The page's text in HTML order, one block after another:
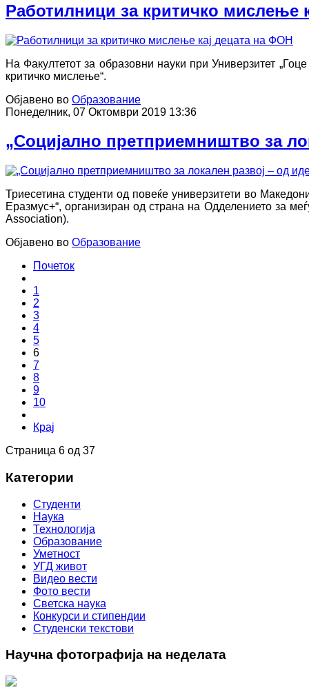
Работилници за критичко мислење
На Факултетот за образовни науки при Универзитет
критичко мислење“.
Објавено во Образование
Понеделник, 07 Октомври 2019 13:36
„Социјално претприемништво за
Триесетина студенти од повеќе универзитети во
Еразмус+“, организиран од страна на Одделението за
Association).
Објавено во Образование
Почеток
1
2
3
4
5
6
7
8
9
10
Крај
Страница 6 од 37
Категории
Студенти
Наука
Технологија
Образование
Уметност
УГД живот
Видео вести
Фото вести
Светска наука
Конкурси и стипендии
Студенски текстови
Научна фотографија на неделата